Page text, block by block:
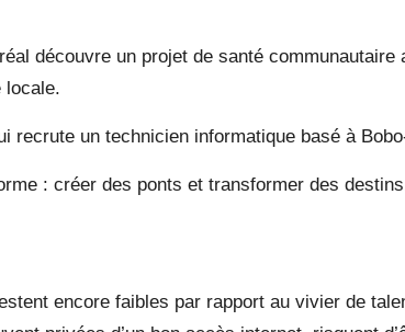
découvre un projet de santé
locale.
recrute un technicien informatique basé à
: créer des ponts et transformer des
encore faibles par rapport au vivier de